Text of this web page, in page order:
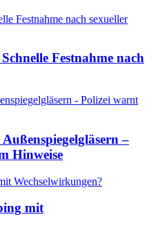
Festnahme nach
–
Hinweise
mit